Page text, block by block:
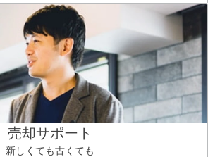
売却サポート
新しくても古くても